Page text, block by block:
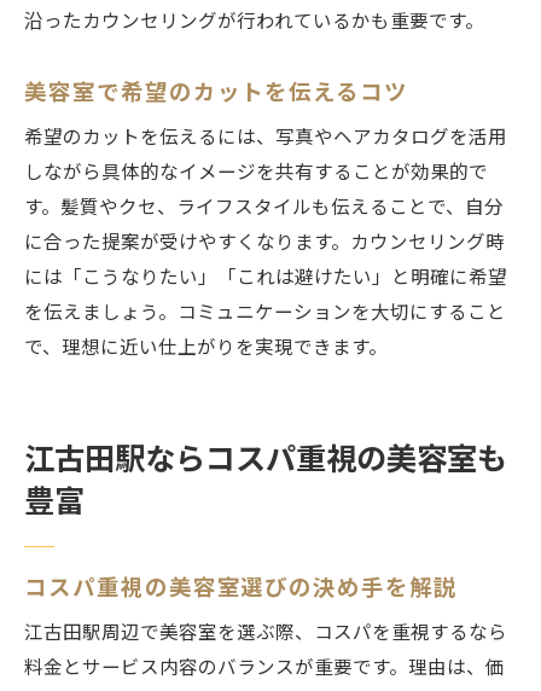
沿ったカウンセリングが行われているかも重要です。
美容室で希望のカットを伝えるコツ
希望のカットを伝えるには、写真やヘアカタログを活用
しながら具体的なイメージを共有することが効果的で
す。髪質やクセ、ライフスタイルも伝えることで、自分
に合った提案が受けやすくなります。カウンセリング時
には「こうなりたい」「これは避けたい」と明確に希望
を伝えましょう。コミュニケーションを大切にすること
で、理想に近い仕上がりを実現できます。
江古田駅ならコスパ重視の美容室も
豊富
コスパ重視の美容室選びの決め手を解説
江古田駅周辺で美容室を選ぶ際、コスパを重視するなら
料金とサービス内容のバランスが重要です。理由は、価